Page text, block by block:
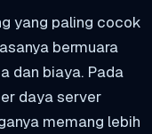
yang paling cocok
bermuara
dan biaya. Pada
daya server
memang lebih